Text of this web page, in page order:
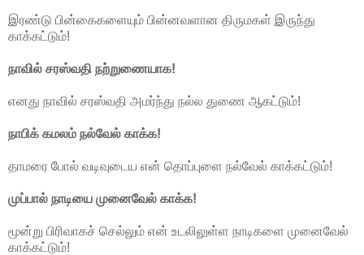
இரண்டு பின்கைகளையும் பின்னவளான திருமகள் இருந்து
காக்கட்டும்!
நாவில் சரஸ்வதி நற்றுணையாக!
எனது நாவில் சரஸ்வதி அமர்ந்து நல்ல துணை ஆகட்டும்!
நாபிக் கமலம் நல்வேல் காக்க!
தாமரை போல் வடிவுடைய என் தொப்புளை நல்வேல் காக்கட்டும்!
முப்பால் நாடியை முனைவேல் காக்க!
மூன்று பிரிவாகச் செல்லும் என் உடலிலுள்ள நாடிகளை முனைவேல்
காக்கட்டும்!